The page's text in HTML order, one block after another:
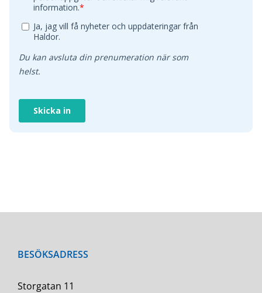
BESÖKSADRESS
Storgatan 11